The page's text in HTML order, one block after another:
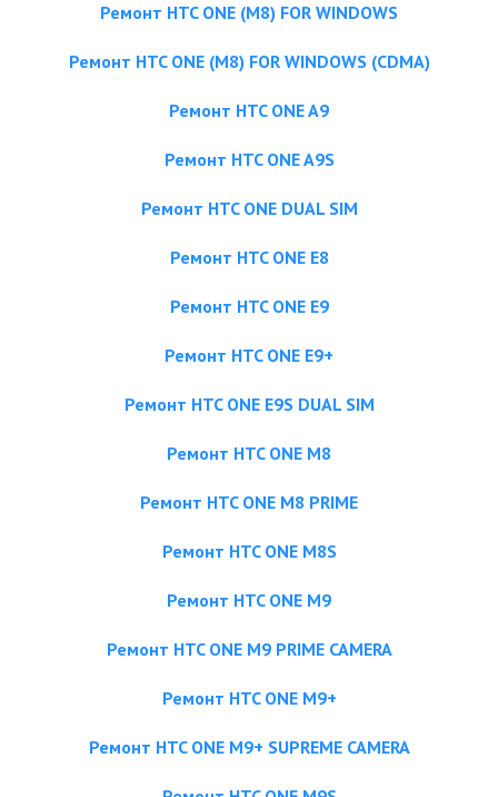
Ремонт HTC ONE (M8) FOR WINDOWS
Ремонт HTC ONE (M8) FOR WINDOWS (CDMA)
Ремонт HTC ONE A9
Ремонт HTC ONE A9S
Ремонт HTC ONE DUAL SIM
Ремонт HTC ONE E8
Ремонт HTC ONE E9
Ремонт HTC ONE E9+
Ремонт HTC ONE E9S DUAL SIM
Ремонт HTC ONE M8
Ремонт HTC ONE M8 PRIME
Ремонт HTC ONE M8S
Ремонт HTC ONE M9
Ремонт HTC ONE M9 PRIME CAMERA
Ремонт HTC ONE M9+
Ремонт HTC ONE M9+ SUPREME CAMERA